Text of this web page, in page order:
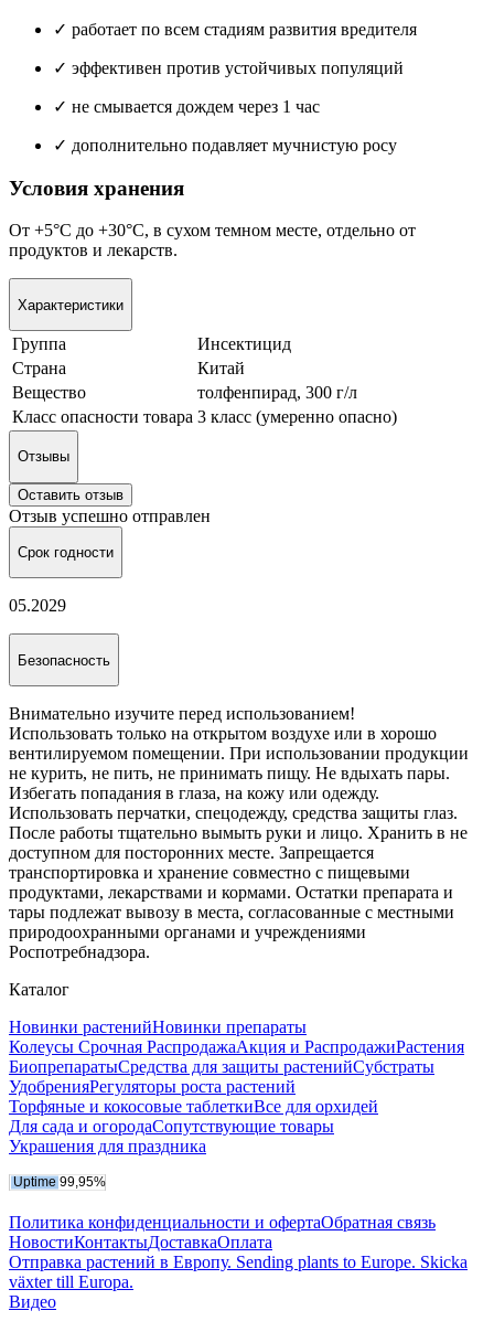
✓ работает по всем стадиям развития вредителя
✓ эффективен против устойчивых популяций
✓ не смывается дождем через 1 час
✓ дополнительно подавляет мучнистую росу
Условия хранения
От +5°C до +30°C, в сухом темном месте, отдельно от
продуктов и лекарств.
Характеристики
Группа
Инсектицид
Страна
Китай
Вещество
толфенпирад, 300 г/л
Класс опасности товара 3 класс (умеренно опасно)
Отзывы
Оставить отзыв
Отзыв успешно отправлен
Срок годности
05.2029
Безопасность
Внимательно изучите перед использованием!
Использовать только на открытом воздухе или в хорошо
вентилируемом помещении. При использовании продукции
не курить, не пить, не принимать пищу. Не вдыхать пары.
Избегать попадания в глаза, на кожу или одежду.
Использовать перчатки, спецодежду, средства защиты глаз.
После работы тщательно вымыть руки и лицо. Хранить в не
доступном для посторонних месте. Запрещается
транспортировка и хранение совместно с пищевыми
продуктами, лекарствами и кормами. Остатки препарата и
тары подлежат вывозу в места, согласованные с местными
природоохранными органами и учреждениями
Роспотребнадзора.
Каталог
Новинки растенийНовинки препараты
Колеусы Срочная РаспродажаАкция и РаспродажиРастения
БиопрепаратыСредства для защиты растенийСубстраты
УдобренияРегуляторы роста растений
Торфяные и кокосовые таблеткиВсе для орхидей
Для сада и огородаСопутствующие товары
Украшения для праздника
Политика конфиденциальности и офертаОбратная связь
НовостиКонтактыДоставкаОплата
Отправка растений в Европу. Sending plants to Europe. Skicka
växter till Europa.
Видео